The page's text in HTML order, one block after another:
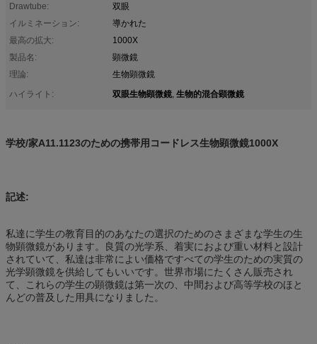
Drawtube:
双眼
イルミネーション:
導かれた
最高の拡大:
1000X
製品名:
顕微鏡
理論:
生物顕微鏡
ハイライト:
双眼生物顕微鏡, 生物的混合顕微鏡
学校/家A11.1123のための携帯用コードレス生物顕微鏡1000X
記述:
私達に学生の教育目的のあなたの選択のためのさまざまな学生の生
物顕微鏡があります。良質の光学系、着実におよび重い材料と設計
されていて、私達は非常によい価格ですべての学生のための実質の
光学顕微鏡を供給してもいいです。世界市場にたくさん販売され
て、これらの学生の顕微鏡は第一次の、中間および高等学校のほと
んどの普及した用具になりました。